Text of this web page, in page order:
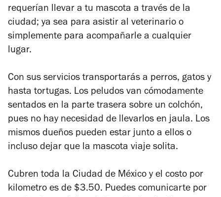
requerían llevar a tu mascota a través de la
ciudad; ya sea para asistir al veterinario o
simplemente para acompañarle a cualquier
lugar.
Con sus servicios transportarás a perros, gatos y
hasta tortugas. Los peludos van cómodamente
sentados en la parte trasera sobre un colchón,
pues no hay necesidad de llevarlos en jaula. Los
mismos dueños pueden estar junto a ellos o
incluso dejar que la mascota viaje solita.
Cubren toda la Ciudad de México y el costo por
kilometro es de $3.50. Puedes comunicarte por